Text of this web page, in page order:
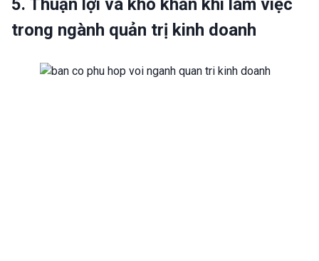
5. Thuận lợi và khó khăn khi làm việc
trong ngành quản trị kinh doanh